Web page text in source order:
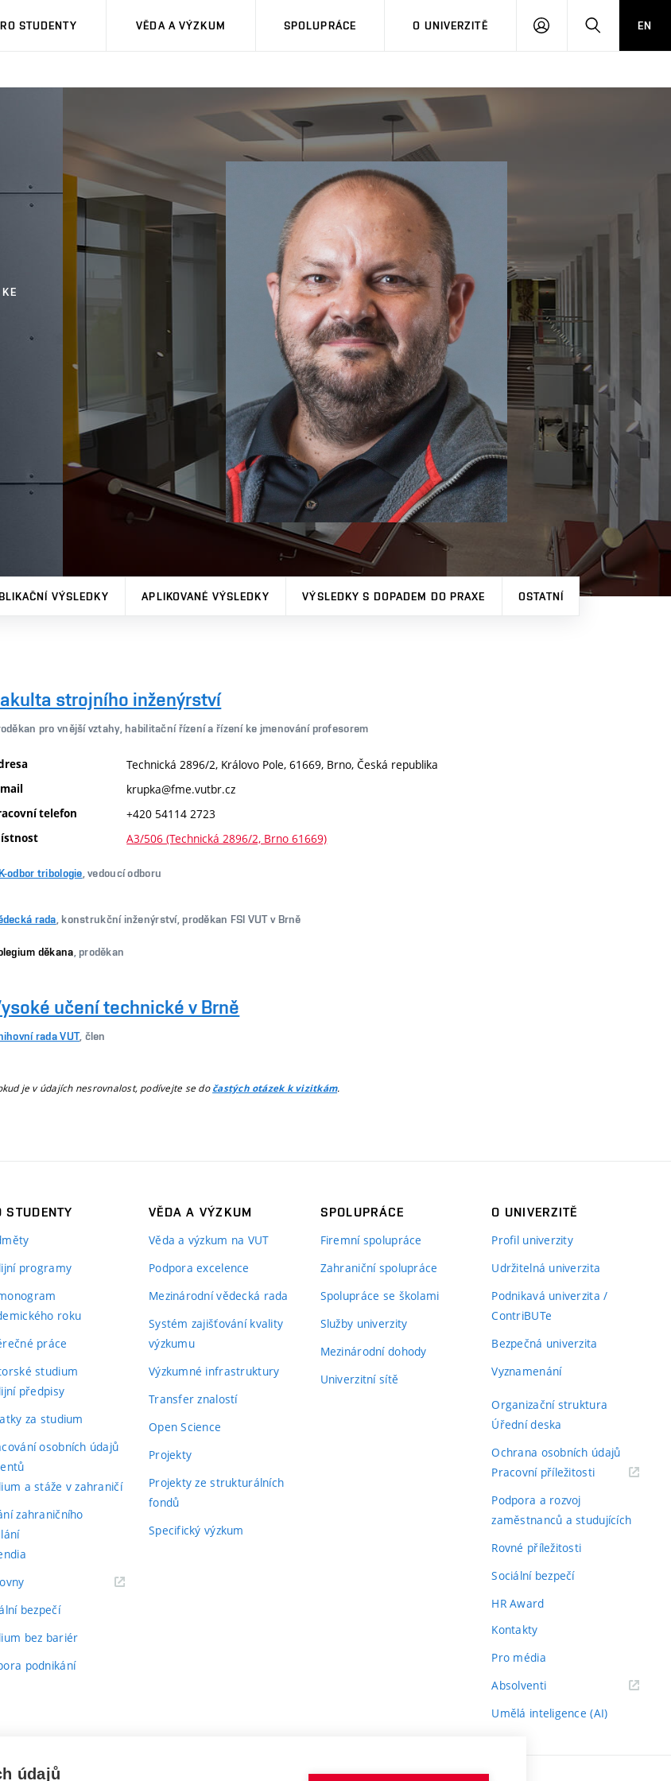
STUDENTY VĚDA A VÝZKUM SPOLUPRÁCE O UNIVERZITĚ
PŘIHLÁSIT HLEDATEN
VÝSLEDKY APLIKOVANÉ VÝSLEDKY VÝSLEDKY S DOPADEM DO PRAXE OSTATNÍ
strojního inženýrství
pro vnější vztahy, habilitační řízení a řízení ke jmenování profesorem
Technická 2896/2, Královo Pole, 61669, Brno, Česká republika
krupka@fme.vutbr.cz
telefon +420 54114 2723
A3/506 (Technická 2896/2, Brno 61669)
odbor tribologie , vedoucí odboru
rada , konstrukční inženýrství, proděkan FSI VUT v Brně
děkana , proděkan
učení technické v Brně
rada VUT, člen
je v údajích nesrovnalost, podívejte se dočastých otázek k vizitkám.
STUDENTY
programy
roku
práce
studium
předpisy
za studium
osobních údajů
a stáže v zahraničí
zahraničního
(externí
bezpečí
bez bariér
podnikání
VĚDA A VÝZKUM
Věda a výzkum na VUT
Podpora excelence
Mezinárodní vědecká rada
Systém zajišťování kvality
výzkumu
Výzkumné infrastruktury
Transfer znalostí
Open Science
Projekty
Projekty ze strukturálních
fondů
Specifický výzkum
SPOLUPRÁCE
Firemní spolupráce
Zahraniční spolupráce
Spolupráce se školami
Služby univerzity
Mezinárodní dohody
Univerzitní sítě
O UNIVERZITĚ
Profil univerzity
Udržitelná univerzita
Podnikavá univerzita /
ContriBUTe
Bezpečná univerzita
Vyznamenání
Organizační struktura
Úřední deska
Ochrana osobních údajů
Pracovní příležitosti(externí
Podpora a rozvoj
zaměstnanců a studujících
Rovné příležitosti
Sociální bezpečí
HR Award
Kontakty
Pro média
Absolventi(externí
Umělá inteligence (AI)
údajů